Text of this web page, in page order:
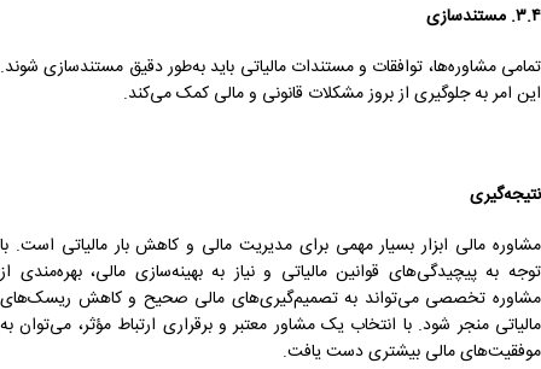
۳.۴. مستندسازی
تمامی مشاوره‌ها، توافقات و مستندات مالیاتی باید به‌طور دقیق مستندسازی شوند.
این امر به جلوگیری از بروز مشکلات قانونی و مالی کمک می‌کند.
نتیجه‌گیری
مشاوره مالی ابزار بسیار مهمی برای مدیریت مالی و کاهش بار مالیاتی است. با
توجه به پیچیدگی‌های قوانین مالیاتی و نیاز به بهینه‌سازی مالی، بهره‌مندی از
مشاوره تخصصی می‌تواند به تصمیم‌گیری‌های مالی صحیح و کاهش ریسک‌های
مالیاتی منجر شود. با انتخاب یک مشاور معتبر و برقراری ارتباط مؤثر، می‌توان به
موفقیت‌های مالی بیشتری دست یافت.